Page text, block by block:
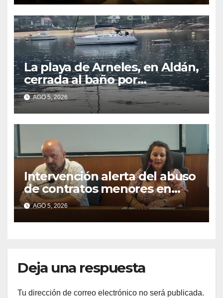
La playa de Arneles, en Aldán,
cerrada al baño por
contaminación del agua tras
detectarse restos fecales
AGO 5, 2026
Intervención alerta del abuso
de contratos menores en
2025
AGO 5, 2026
Deja una respuesta
Tu dirección de correo electrónico no será publicada.